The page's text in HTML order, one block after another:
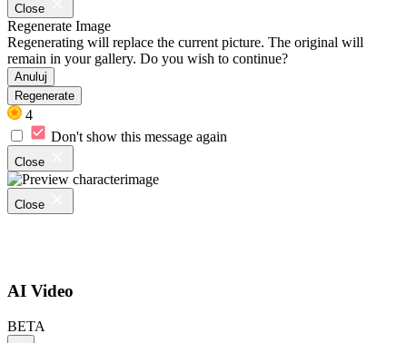
Close
Regenerate Image
Regenerating will replace the current picture. The original will
remain in your gallery. Do you wish to continue?
Anuluj
Regenerate
4
Don't show this message again
Close
Close
AI Video
BETA